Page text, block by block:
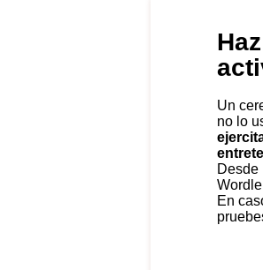
Un cerebro activo siempre tiende a mejorar sus funciones cognitivas. «Si
no lo
Desde
En